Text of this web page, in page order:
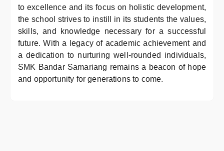
to excellence and its focus on holistic development,
the school strives to instill in its students the values,
skills, and knowledge necessary for a successful
future. With a legacy of academic achievement and
a dedication to nurturing well-rounded individuals,
SMK Bandar Samariang remains a beacon of hope
and opportunity for generations to come.